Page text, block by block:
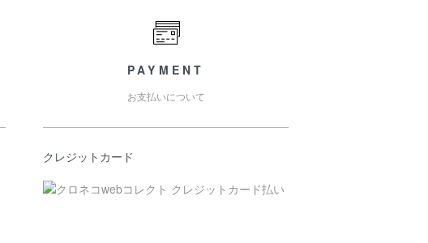
PAYMENT
お支払いについて
クレジットカード